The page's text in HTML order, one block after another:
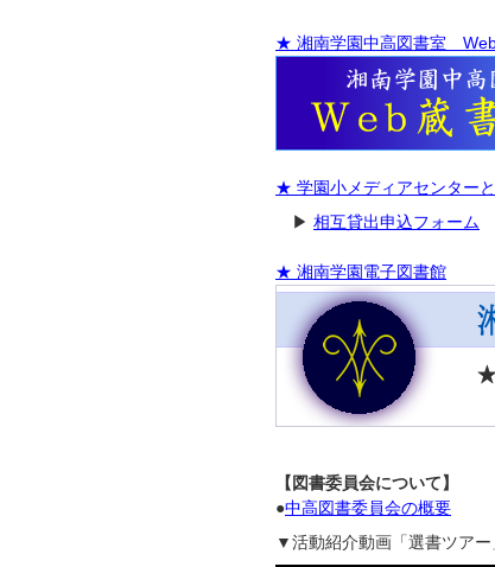
★ 湘南学園中高図書室
★ 学園小メディアセンター
▶ 相互貸出申込フォーム
★ 湘南学園電子図書館
【図書委員会について】
●中高図書委員会の概要
▼活動紹介動画「選書ツア